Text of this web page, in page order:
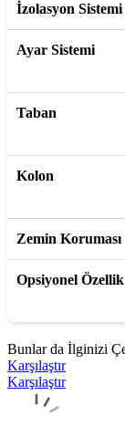
İzolasyon Sistemi
Ayar Sistemi
Taban
Kolon
Zemin Koruması
Opsiyonel Özellik
Bunlar da İlginizi
Karşılaştır
Karşılaştır